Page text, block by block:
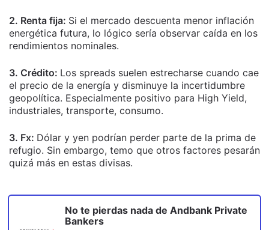
2. Renta fija: Si el mercado descuenta menor inflación
energética futura, lo lógico sería observar caída en los
rendimientos nominales.
3. Crédito: Los spreads suelen estrecharse cuando cae
el precio de la energía y disminuye la incertidumbre
geopolítica. Especialmente positivo para High Yield,
industriales, transporte, consumo.
3. Fx: Dólar y yen podrían perder parte de la prima de
refugio. Sin embargo, temo que otros factores pesarán
quizá más en estas divisas.
No te pierdas nada de Andbank Private
Bankers